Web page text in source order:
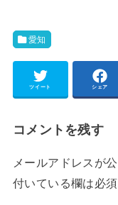
愛知
ツイート シェア
コメントを残す
メールアドレスが
付いている欄は必